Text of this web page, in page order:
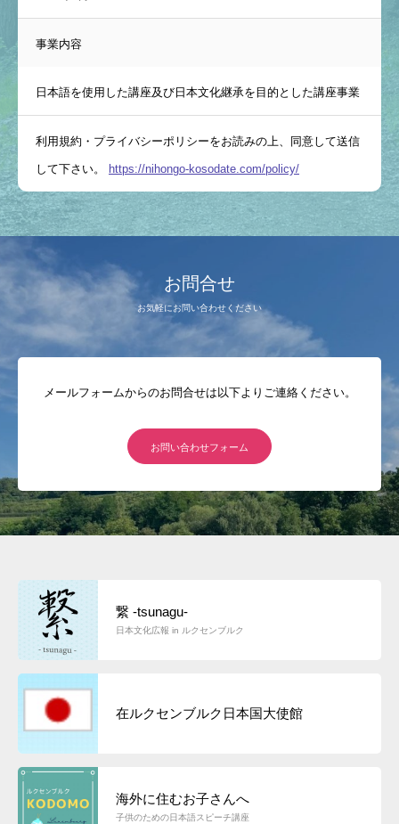
事業内容
日本語を使用した講座及び日本文化継承を目的とした講座事業
利用規約・プライバシーポリシーをお読みの上、同意して送信
して下さい。 https://nihongo-kosodate.com/policy/
お問合せ
お気軽にお問い合わせください
メールフォームからのお問合せは以下よりご連絡ください。
お問い合わせフォーム
繋 -tsunagu-
日本文化広報 in ルクセンブルク
在ルクセンブルク日本国大使館
海外に住むお子さんへ
子供のための日本語スピーチ講座